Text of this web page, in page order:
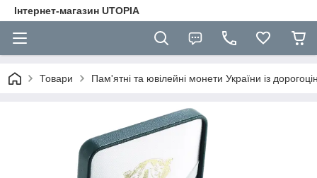
Інтернет-магазин UTOPIA
Товари Пам'ятні та ювілейні монети України із